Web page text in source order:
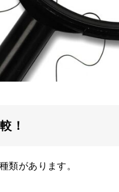
！
類があります。